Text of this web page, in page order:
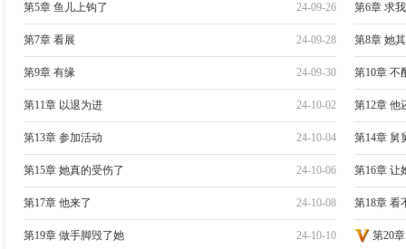
24-09-26
第5章 鱼儿上钩了 第6章 求
24-09-28
第7章 看展 第8章 她
24-09-30
第9章 有缘 第10章 不
24-10-02
第11章 以退为进 第12章 他
24-10-04
第13章 参加活动 第14章 舅
24-10-06
第15章 她真的受伤了 第16章 让
24-10-08
第17章 他来了 第18章 看
24-10-10
第19章 做手脚毁了她 第20